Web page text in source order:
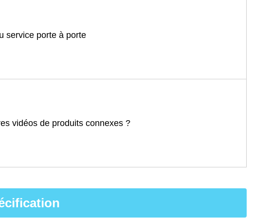
service porte à porte
vidéos de produits connexes ?